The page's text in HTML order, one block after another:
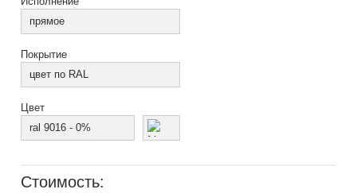
прямое
Покрытие
цвет по RAL
Цвет
ral 9016 - 0%
Стоимость: